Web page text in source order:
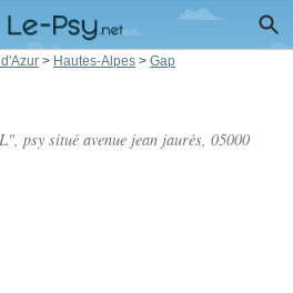
> Hautes-Alpes > Gap
psy situé avenue jean jaurès, 05000